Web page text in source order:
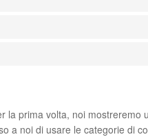
la prima volta, noi
a noi di usare le categorie di